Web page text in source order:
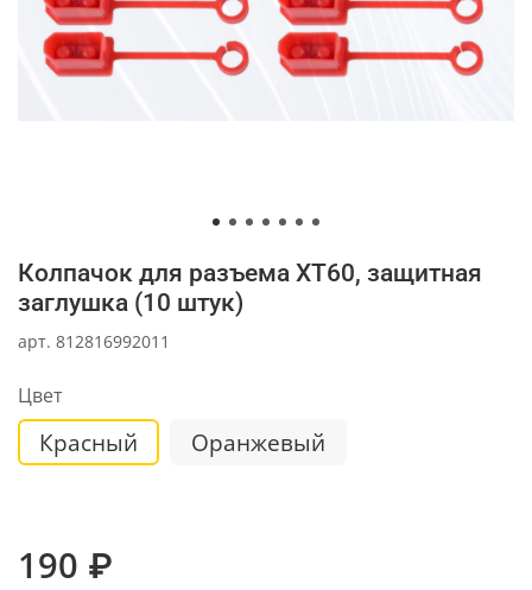
арт. 812816992011
Колпачок для разъема XT60, защитная
заглушка (10 штук)
Цвет
Красный Оранжевый
190 ₽